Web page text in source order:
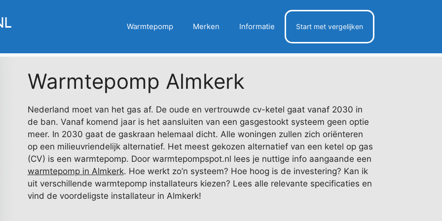
Warmtepomp Merken Informatie Start met vergelijken
Warmtepomp Almkerk
Nederland moet van het gas af. De oude en vertrouwde cv-ketel gaat vanaf 2030 in
de ban. Vanaf komend jaar is het aansluiten van een gasgestookt systeem geen optie
meer. In 2030 gaat de gaskraan helemaal dicht. Alle woningen zullen zich oriënteren
op een milieuvriendelijk alternatief. Het meest gekozen alternatief van een ketel op gas
(CV) is een warmtepomp. Door warmtepompspot.nl lees je nuttige info aangaande een
warmtepomp in Almkerk. Hoe werkt zo’n systeem? Hoe hoog is de investering? Kan ik
uit verschillende warmtepomp installateurs kiezen? Lees alle relevante specificaties en
vind de voordeligste installateur in Almkerk!